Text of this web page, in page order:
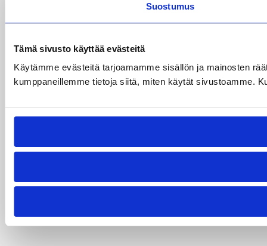
Suostumus
Tämä sivusto käyttää evästeitä
Käytämme evästeitä tarjoamamme sisällön ja mainosten
kumppaneillemme tietoja siitä, miten käytät sivustoamme.